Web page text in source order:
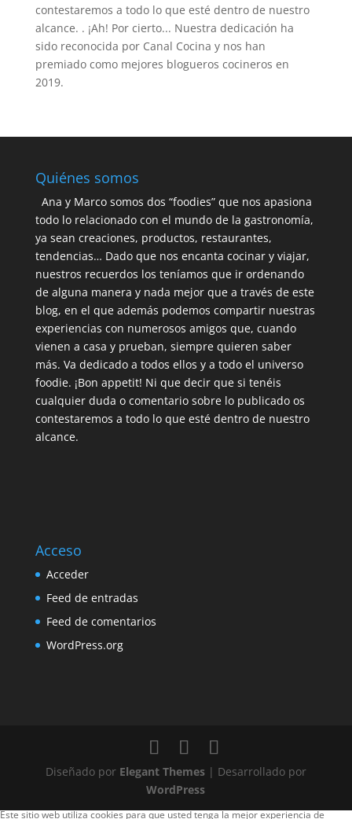
contestaremos a todo lo que esté dentro de nuestro
alcance. . ¡Ah! Por cierto... Nuestra dedicación ha
sido reconocida por Canal Cocina y nos han
premiado como mejores blogueros cocineros en
2019.
Quiénes somos
Ana y Marco somos dos “foodies” que nos apasiona
todo lo relacionado con el mundo de la gastronomía,
ya sean creaciones, productos, restaurantes,
tendencias… Dado que nos encanta cocinar y viajar,
nuestros recuerdos los teníamos que ir ordenando
de alguna manera y nada mejor que a través de este
blog, en el que además podemos compartir nuestras
experiencias con numerosos amigos que, cuando
vienen a casa y prueban, siempre quieren saber
más. Va dedicado a todos ellos y a todo el universo
foodie. ¡Bon appetit! Ni que decir que si tenéis
cualquier duda o comentario sobre lo publicado os
contestaremos a todo lo que esté dentro de nuestro
alcance.
Acceso
Acceder
Feed de entradas
Feed de comentarios
WordPress.org
Diseñado por Elegant Themes| Desarrollado por
WordPress
Este sitio web utiliza cookies para que usted tenga la mejor experiencia de